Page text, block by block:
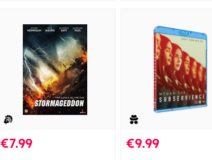
€7.99 €9.99